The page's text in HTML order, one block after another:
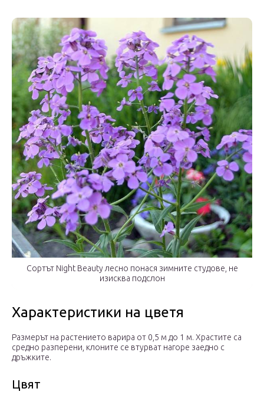
Сортът Night Beauty лесно понася зимните студове, не
изисква подслон
Характеристики на цветя
Размерът на растението варира от 0,5 м до 1 м. Храстите са
средно разперени, клоните се втурват нагоре заедно с
дръжките.
Цвят